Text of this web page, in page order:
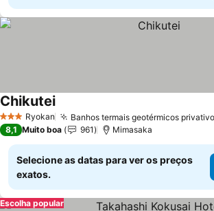
3 EstrelasRyokan Banhos termais geotérmicos
ChikuteiVer preços
8,1 Muito boa 961 Mimasaka
Selecione as datas para ver os preços
exatos.
Escolha popular